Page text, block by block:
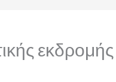
εκδρομής